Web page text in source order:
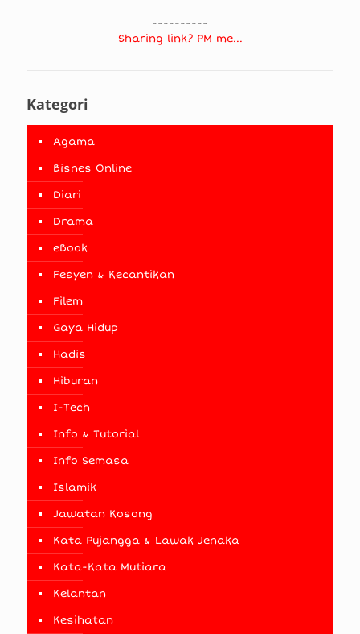
----------
Sharing link? PM me...
Kategori
Agama
Bisnes Online
Diari
Drama
eBook
Fesyen & Kecantikan
Filem
Gaya Hidup
Hadis
Hiburan
I-Tech
Info & Tutorial
Info Semasa
Islamik
Jawatan Kosong
Kata Pujangga & Lawak Jenaka
Kata-Kata Mutiara
Kelantan
Kesihatan